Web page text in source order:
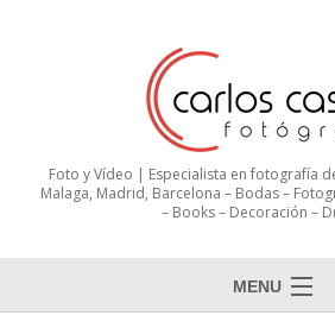
Foto y Vídeo | Especialista en fotografía
Malaga, Madrid, Barcelona – Bodas –
– Books – Decoración –
MENU